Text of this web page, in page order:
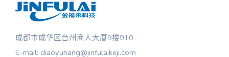
成都市成华区台州商人大厦9楼910
E-mail: diaoyuhang@jinfulaikeji.com